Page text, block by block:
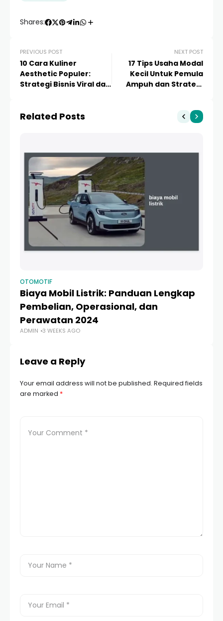
Shares:
PREVIOUS POST
10 Cara Kuliner
Aesthetic Populer:
Strategi Bisnis Viral dan
NEXT POST
17 Tips Usaha Modal
Kecil Untuk Pemula
Ampuh dan Strategi
Related Posts
OTOMOTIF
Biaya Mobil Listrik: Panduan Lengkap
Pembelian, Operasional, dan
Perawatan 2024
ADMIN 3 WEEKS AGO
Leave a Reply
Your email address will not be published. Required fields
are marked *